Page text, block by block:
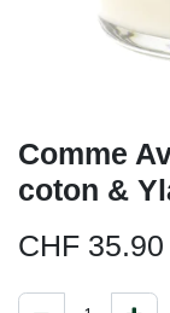
Comme
coton &
CHF 35.90